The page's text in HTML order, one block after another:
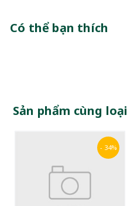
Có thể bạn thích
Sản phẩm cùng loại
- 34%